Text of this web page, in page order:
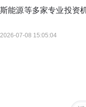
斯能源等多家专业投资
2026-07-08 15:05:04